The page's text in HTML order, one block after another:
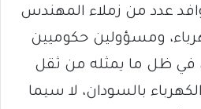
عدد من زملاء المهندس
ومسؤولين حكوميين
في ظل ما يمثله من ثقل
بالسودان، لا سيما